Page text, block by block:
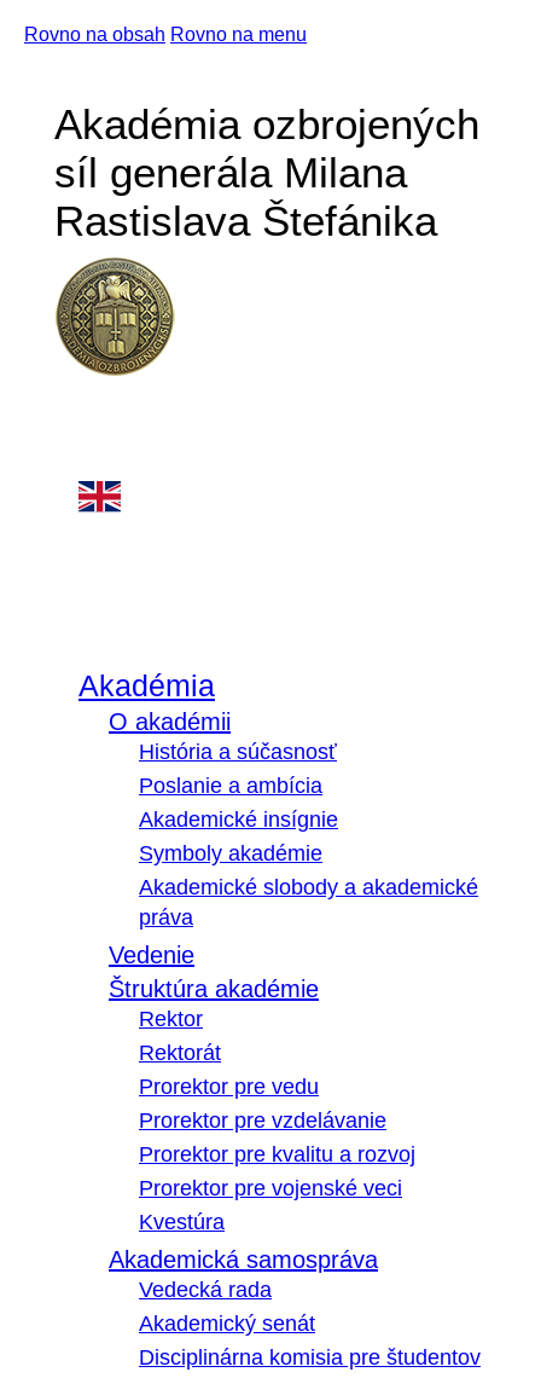
Rovno na obsah Rovno na menu
Akadémia ozbrojených
síl generála Milana
Rastislava Štefánika
Akadémia
O akadémii
História a súčasnosť
Poslanie a ambícia
Akademické insígnie
Symboly akadémie
Akademické slobody a akademické
práva
Vedenie
Štruktúra akadémie
Rektor
Rektorát
Prorektor pre vedu
Prorektor pre vzdelávanie
Prorektor pre kvalitu a rozvoj
Prorektor pre vojenské veci
Kvestúra
Akademická samospráva
Vedecká rada
Akademický senát
Disciplinárna komisia pre študentov